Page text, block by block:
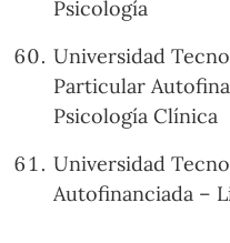
Psicología
Universidad
Particular
Psicología Clínica
Universidad
Autofinanciada –